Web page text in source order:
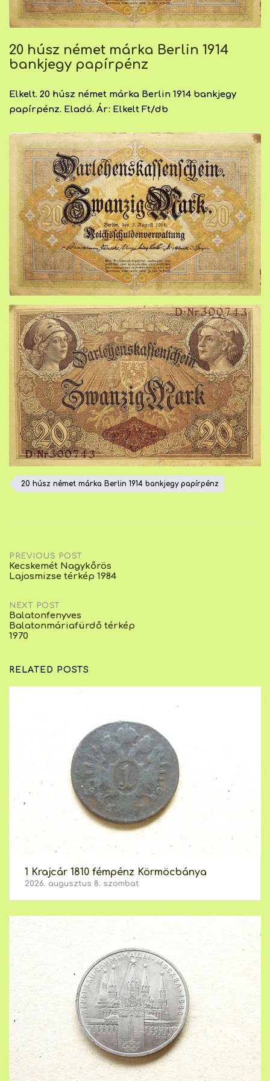
20 húsz német márka Berlin 1914
bankjegy papírpénz
Elkelt. 20 húsz német márka Berlin 1914 bankjegy
papírpénz. Eladó. Ár: Elkelt Ft/db
20 húsz német márka Berlin 1914 bankjegy papírpénz
Post
PREVIOUS POST
Kecskemét Nagykőrös
Lajosmizse térkép 1984
NEXT POST
Balatonfenyves
Balatonmáriafürdő térkép
1970
RELATED POSTS
1 Krajcár 1810 fémpénz Körmöcbánya
2026. augusztus 8. szombat